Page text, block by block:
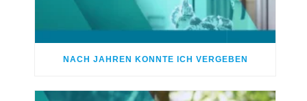
NACH JAHREN KONNTE ICH VERGEBEN